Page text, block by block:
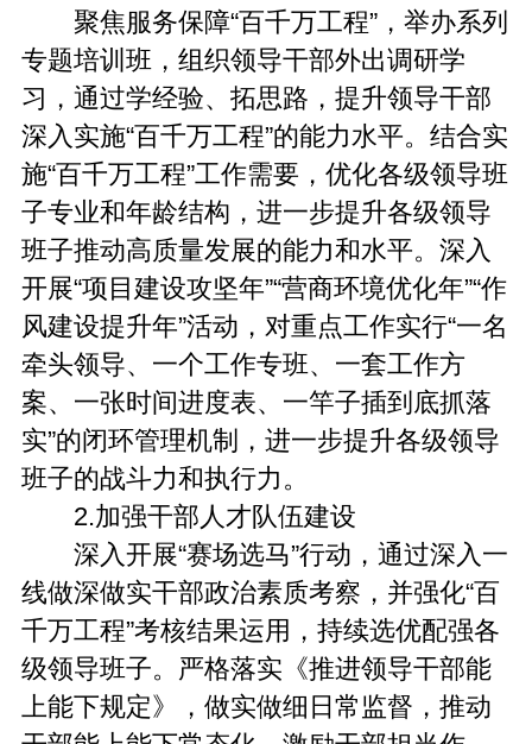
聚焦服务保障“百千万工程”，举办系列
专题培训班，组织领导干部外出调研学
习，通过学经验、拓思路，提升领导干部
深入实施“百千万工程”的能力水平。结合实
施“百千万工程”工作需要，优化各级领导班
子专业和年龄结构，进一步提升各级领导
班子推动高质量发展的能力和水平。深入
开展“项目建设攻坚年”“营商环境优化年”“作
风建设提升年”活动，对重点工作实行“一名
牵头领导、一个工作专班、一套工作方
案、一张时间进度表、一竿子插到底抓落
实”的闭环管理机制，进一步提升各级领导
班子的战斗力和执行力。
2.加强干部人才队伍建设
深入开展“赛场选马”行动，通过深入一
线做深做实干部政治素质考察，并强化“百
千万工程”考核结果运用，持续选优配强各
级领导班子。严格落实《推进领导干部能
上能下规定》，做实做细日常监督，推动